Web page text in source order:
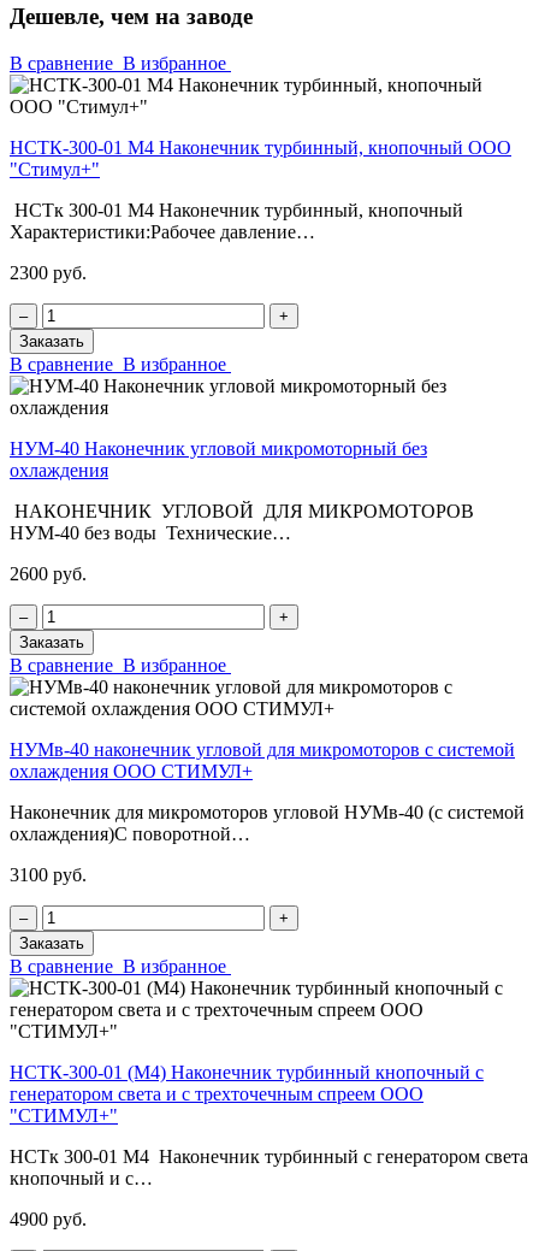
Дешевле, чем на заводе
В сравнение В избранное
НСТК-300-01 М4 Наконечник турбинный, кнопочный ООО
"Стимул+"
НСТк 300-01 М4 Наконечник турбинный, кнопочный
Характеристики:Рабочее давление…
2300 руб.
‒
+
Заказать
В сравнение В избранное
НУМ-40 Наконечник угловой микромоторный без
охлаждения
НАКОНЕЧНИК УГЛОВОЙ ДЛЯ МИКРОМОТОРОВ
НУМ-40 без воды Технические…
2600 руб.
‒
+
Заказать
В сравнение В избранное
НУМв-40 наконечник угловой для микромоторов с системой
охлаждения ООО СТИМУЛ+
Наконечник для микромоторов угловой НУМв-40 (с системой
охлаждения)С поворотной…
3100 руб.
‒
+
Заказать
В сравнение В избранное
НСТК-300-01 (М4) Наконечник турбинный кнопочный с
генератором света и с трехточечным спреем ООО
"СТИМУЛ+"
НСТк 300-01 М4 Наконечник турбинный с генератором света
кнопочный и с…
4900 руб.